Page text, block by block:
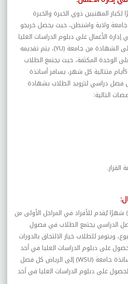
مدته 20شهرًا لكبار المهنيين ذوي الخبرة والخبرة
جامعة ولاية واشنطن، حيث يحصل خريجو
إدارة الأعمال على دبلوم الدراسات العليا
الشهادة من جامعة (
YU)، يتم تقديمه
الوحدة المكثفة، حيث يجتمع الطلاب
، يسافر أساتذة
فصل دراسي لتزويد الطلاب بشهادة
التالية:
القرار.
برنامج ماجستير مدته (18-24) شهرًا يُقدم للأفراد في المراحل الأولى من
الدراسي يجتمع الطلاب في فصول
في الأسبوع، ويتوفر للطلاب خيار الالتحاق بالدورات
على دبلوم الدراسات العليا في أحد
جامعة (WSU) إلى الرياض كل فصل
على دبلوم الدراسات العليا في أحد